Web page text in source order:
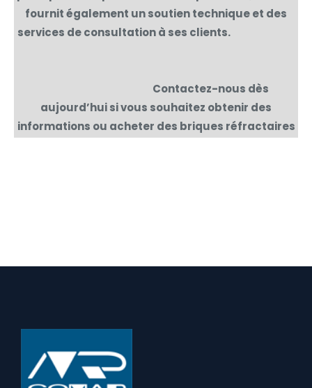
fournit également un soutien technique et des
services de consultation à ses clients.
Contactez-nous dès
aujourd’hui si vous souhaitez obtenir des
informations ou acheter des briques réfractaires